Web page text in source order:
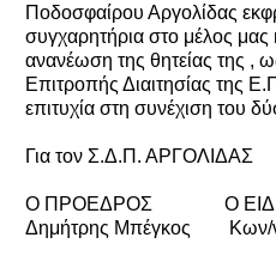
Ποδοσφαίρου Αργολίδας
συγχαρητήρια στο μέλος μας
ανανέωση της θητείας της ,
Επιτροπής Διαιτησίας της
επιτυχία στη συνέχιση του
Για τον Σ.Δ.Π. ΑΡΓΟΛΙΔΑΣ
Ο ΠΡΟΕΔΡΟΣ Ο ΕΙΔ.
Δημήτρης Μπέγκος Κων/